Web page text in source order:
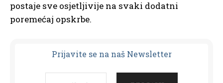
postaje sve osjetljivije na svaki dodatni
poremećaj opskrbe.
Prijavite se na naš Newsletter